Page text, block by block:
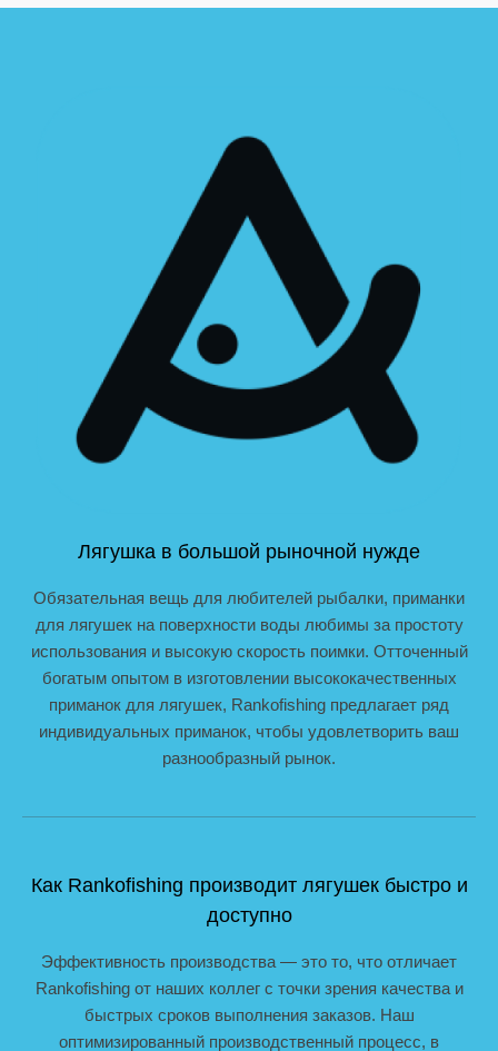
Лягушка в большой рыночной нужде
Обязательная вещь для любителей рыбалки, приманки
для лягушек на поверхности воды любимы за простоту
использования и высокую скорость поимки. Отточенный
богатым опытом в изготовлении высококачественных
приманок для лягушек, Rankofishing предлагает ряд
индивидуальных приманок, чтобы удовлетворить ваш
разнообразный рынок.
Как Rankofishing производит лягушек быстро и
доступно
Эффективность производства — это то, что отличает
Rankofishing от наших коллег с точки зрения качества и
быстрых сроков выполнения заказов. Наш
оптимизированный производственный процесс, в